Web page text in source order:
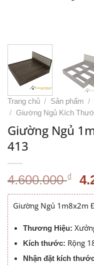
Trang chủ / Sản phẩm /
/ Giường Ngủ Kích
Giường Ngủ
413
4.600.000₫
là:
Giường Ngủ 1m8x2m
Thương Hiệu:
Kích thước: Rộng
Nhận đặt kích